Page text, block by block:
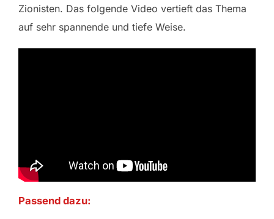
Zionisten. Das folgende Video vertieft das Thema
auf sehr spannende und tiefe Weise.
Passend dazu: